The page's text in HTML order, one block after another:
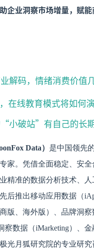
企业洞察市场增量，赋
解码，情绪消费价值
在线教育模式将如何演
小破站”有自己的长
Data） 是中国领先
家。凭借全面稳定、安全
精准的数据分析技术、
后推出移动应用数据（
版、海外版）、品牌洞察
察数据（iMarketing）、
光月狐研究院的专业研究